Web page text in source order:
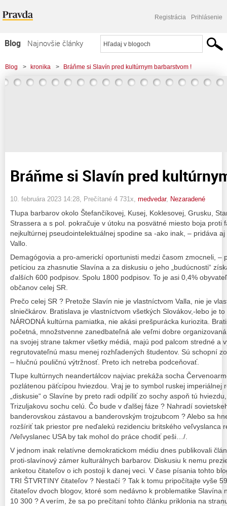
Registrácia Prihlásenie
Blog
Najnovšie články
Najčítanejšie články
Najkomentovanejšie články
Blog > kronika > Bráňme si Slavín pred kultúrnym barbarstvom !
Bráňme si Slavín pred
10. februára 2023 14:28 , Prečítané 4 731x, medvedar, Nezaradené
Tlupa barbarov okolo Štefančíkovej, Kusej, Koklesovej, Grusku,
Strassera a s pol. pokračuje v útoku na posvätné miesto boja proti
nejkultúrnej pseudointelektuálnej spodine sa -ako inak, – pridáva
Vallo.
Demagógovia a pro-americkí oportunisti medzi časom zmocneli, –
petíciou za zhasnutie Slavína a za diskusiu o jeho „budúcnosti“
ďalších 600 podpisov. Spolu 1800 podpisov. To je asi 0,4%
občanov celej SR.
Prečo celej SR ? Pretože Slavín nie je vlastníctvom Valla, nie je
slniečkárov. Bratislava je vlastníctvom všetkých Slovákov,-lebo je
NÁRODNÁ kultúrna pamiatka, nie akási prešpurácka kuriozita.
početná, množstvenne zanedbateľná ale veľmi dobre
na svojej strane takmer všetky médiá, majú pod palcom stredné a
regrutovateľnú masu menej rozhľadených študentov. Sú schopní
– hlučnú pouličnú výtržnosť. Preto ich netreba podceňovať.
Tlupe kultúrnych neandertálcov najviac prekáža socha
pozlátenou päťcípou hviezdou. Vraj je to symbol ruskej imperiálnej
„diskusie“ o Slavíne by preto radi odpíliť zo sochy aspoň tú
Trizuljakovu sochu celú. Čo bude v ďalšej fáze ? Nahradí
banderovskou zástavou a banderovským trojzubcom ? Alebo sa
rozšíriť tak priestor pre neďalekú rezidenciu britského veľvyslanca
/Veľvyslanec USA by tak mohol do práce chodiť peši…/.
V jednom inak relatívne demokratickom médiu dnes publikovali
proti-slavínový zámer kulturálnych barbarov. Diskusiu k nemu
anketou čitateľov o ich postoji k danej veci. V čase písania tohto
TRI ŠTVRTINY čitateľov ? Nestačí ? Tak k tomu pripočítajte vyše
čitateľov dvoch blogov, ktoré som nedávno k problematike Slavína
10 300 ? A verím, že sa po prečítaní tohto článku priklonia na